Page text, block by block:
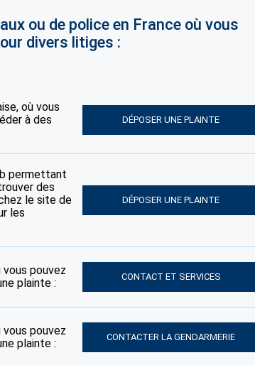
ou de police en France où vous
divers litiges :
où vous
à des
DÉPOSER UNE PLAINTE
permettant
des
le site de
les
DÉPOSER UNE PLAINTE
pouvez
plainte :
CONTACT ET SERVICES
pouvez
plainte :
CONTACTER LA GENDARMERIE